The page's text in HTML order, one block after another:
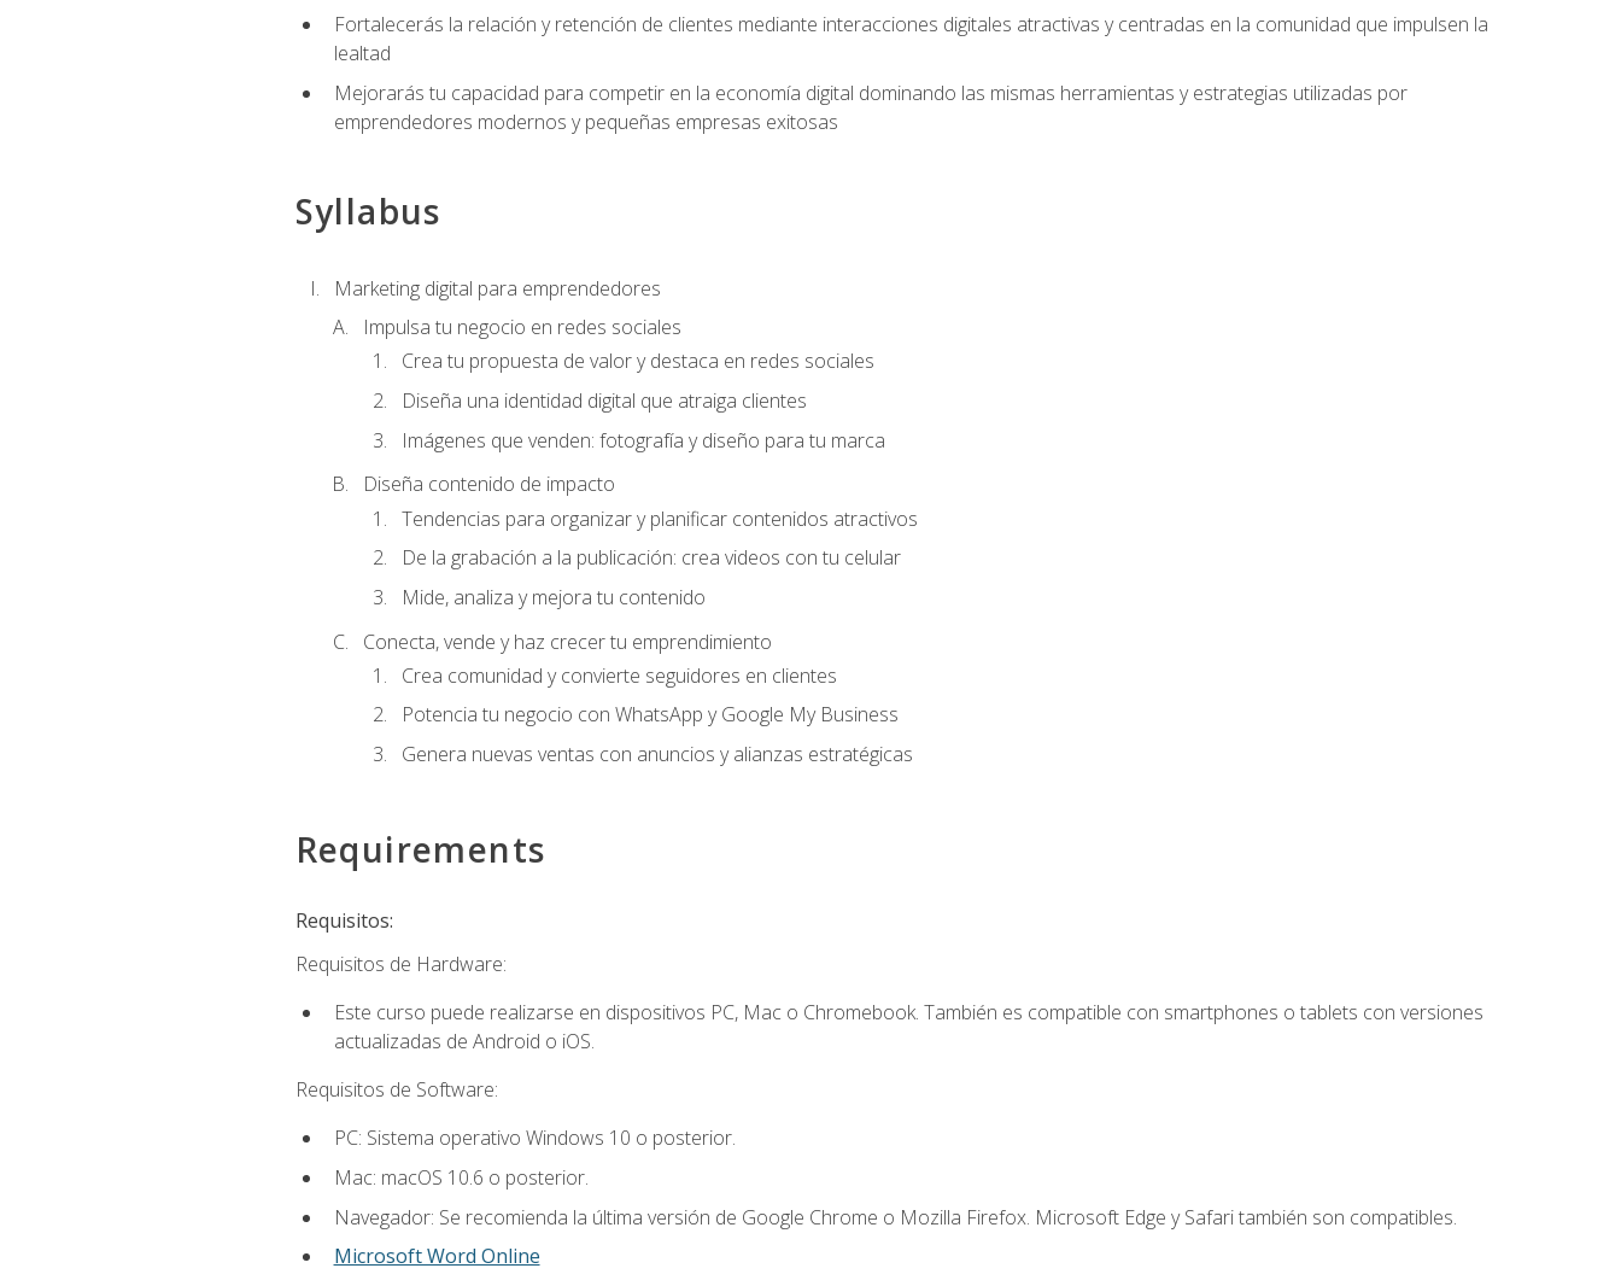
Fortalecerás la relación y retención de clientes mediante interacciones digitales atractivas y centradas en la comunidad que impulsen la
lealtad
Mejorarás tu capacidad para competir en la economía digital dominando las mismas herramientas y estrategias utilizadas por
emprendedores modernos y pequeñas empresas exitosas
Syllabus
Marketing digital para emprendedores
Impulsa tu negocio en redes sociales
Crea tu propuesta de valor y destaca en redes sociales
Diseña una identidad digital que atraiga clientes
Imágenes que venden: fotografía y diseño para tu marca
Diseña contenido de impacto
Tendencias para organizar y planificar contenidos atractivos
De la grabación a la publicación: crea videos con tu celular
Mide, analiza y mejora tu contenido
Conecta, vende y haz crecer tu emprendimiento
Crea comunidad y convierte seguidores en clientes
Potencia tu negocio con WhatsApp y Google My Business
Genera nuevas ventas con anuncios y alianzas estratégicas
Requirements
Requisitos:
Requisitos de Hardware:
Este curso puede realizarse en dispositivos PC, Mac o Chromebook. También es compatible con smartphones o tablets con versiones
actualizadas de Android o iOS.
Requisitos de Software:
PC: Sistema operativo Windows 10 o posterior.
Mac: macOS 10.6 o posterior.
Navegador: Se recomienda la última versión de Google Chrome o Mozilla Firefox. Microsoft Edge y Safari también son compatibles.
Microsoft Word Online